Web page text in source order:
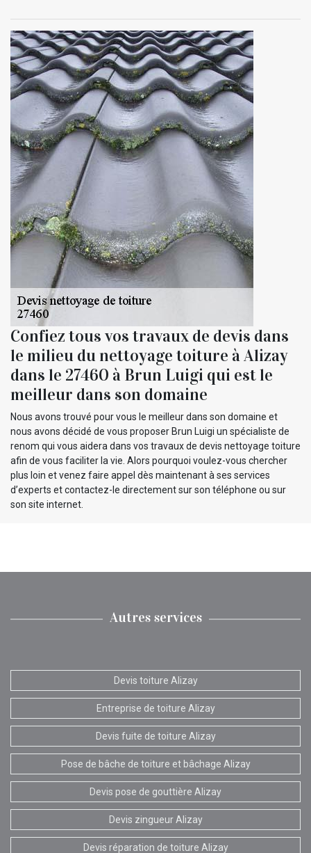
Confiez tous vos travaux de devis dans
le milieu du nettoyage toiture à Alizay
dans le 27460 à Brun Luigi qui est le
meilleur dans son domaine
Nous avons trouvé pour vous le meilleur dans son domaine et
nous avons décidé de vous proposer Brun Luigi un spécialiste de
renom qui vous aidera dans vos travaux de devis nettoyage toiture
afin de vous faciliter la vie. Alors pourquoi voulez-vous chercher
plus loin et venez faire appel dès maintenant à ses services
d’experts et contactez-le directement sur son téléphone ou sur
son site internet.
Autres services
Devis toiture Alizay
Entreprise de toiture Alizay
Devis fuite de toiture Alizay
Pose de bâche de toiture et bâchage Alizay
Devis pose de gouttière Alizay
Devis zingueur Alizay
Devis réparation de toiture Alizay